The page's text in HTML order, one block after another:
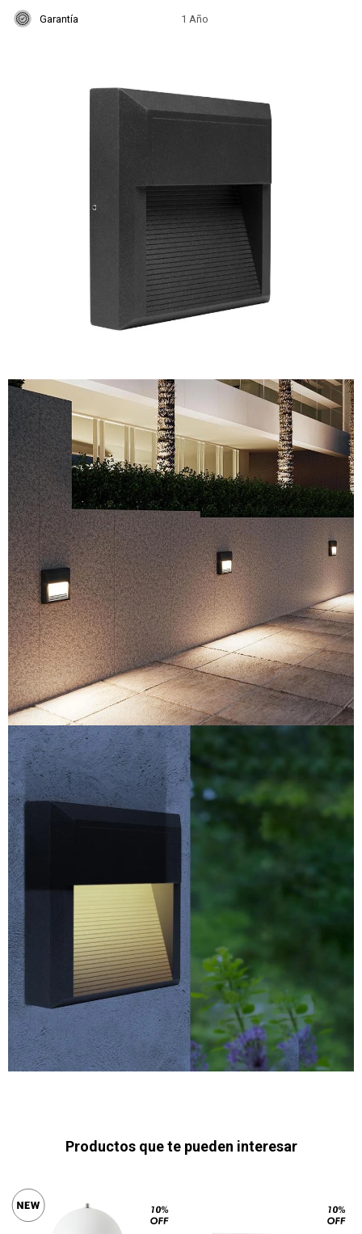
Garantía 1 Año
Productos que te pueden interesar